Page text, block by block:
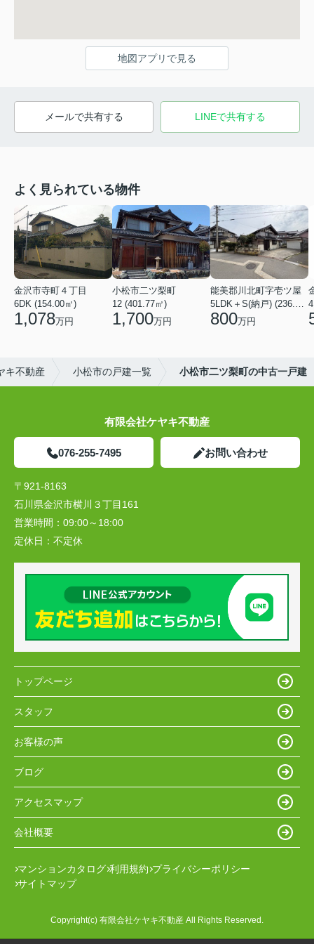
地図アプリで見る
メールで共有する LINEで共有する
よく見られている物件
金沢市寺町４丁目
6DK (154.00㎡)
1,078万円
小松市二ツ梨町
12 (401.77㎡)
1,700万円
能美郡川北町字壱ツ屋
5LDK＋S(納戸) (236.85㎡)
800万円
キ不動産 小松市の戸建一覧 小松市二ツ梨町の中古一戸建
有限会社ケヤキ不動産
076-255-7495 お問い合わせ
〒921-8163
石川県金沢市横川３丁目161
営業時間： 09:00～18:00
定休日： 不定休
トップページ
スタッフ
お客様の声
ブログ
アクセスマップ
会社概要
マンションカタログ 利用規約 プライバシーポリシー
サイトマップ
Copyright(c) 有限会社ケヤキ不動産 All Rights Reserved.